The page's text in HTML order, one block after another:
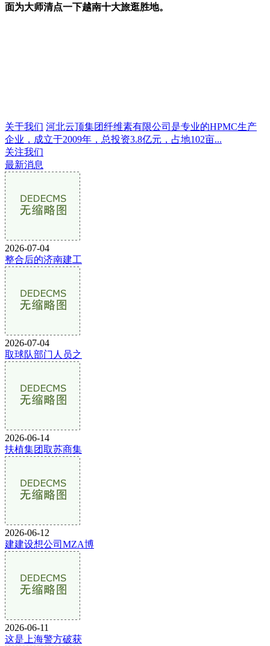
面为大师清点一下越南十大旅逛胜地。
关于我们 河北云顶集团纤维素有限公司是专业的HPMC生产
企业，成立于2009年，总投资3.8亿元，占地102亩...
关注我们
最新消息
2026-07-04
整合后的济南建工
2026-07-04
取球队部门人员之
2026-06-14
扶植集团取苏商集
2026-06-12
建建设想公司MZA博
2026-06-11
这是上海警方破获